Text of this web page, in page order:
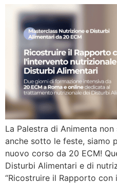
La Palestra di Animenta
anche sotto le feste, siamo
nuovo corso da 20 ECM!
Disturbi Alimentari e di
“Ricostruire il Rapporto con